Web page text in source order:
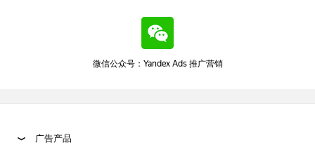
微信公众号：Yandex Ads 推广营销
广告产品